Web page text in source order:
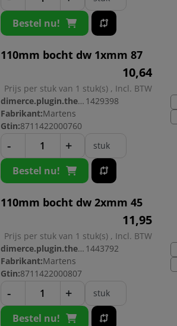
Bestel nu!
110mm bocht dw 1xmm 87
10,64
Prijs per stuk van 1 stuk(s) , Incl. BTW
dimerce.plugin.theme.productnr: 1429398
Fabrikant:Martens
Gtin:8711422000760
- + stuk
Bestel nu!
110mm bocht dw 2xmm 45
11,95
Prijs per stuk van 1 stuk(s) , Incl. BTW
dimerce.plugin.theme.productnr: 1443792
Fabrikant:Martens
Gtin:8711422000807
- + stuk
Bestel nu!